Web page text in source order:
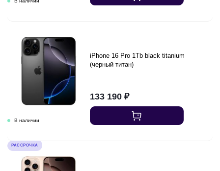
iPhone 16 Pro 1Tb black titanium
(черный титан)
133 190₽
РАССРОЧКА